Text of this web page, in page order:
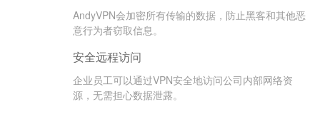
AndyVPN会加密所有传输的数据，防止黑客和其他恶
意行为者窃取信息。
安全远程访问
企业员工可以通过VPN安全地访问公司内部网络资
源，无需担心数据泄露。